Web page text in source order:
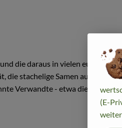
die daraus in vielen
die stachelige Samen aufweist)
Verwandte - etwa die
(E-